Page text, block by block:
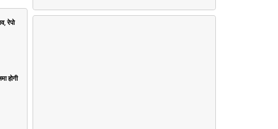
रेपो
होगी